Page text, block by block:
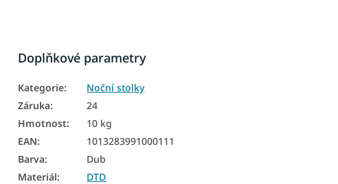
Doplňkové parametry
Kategorie:
Noční stolky
Záruka:
24
Hmotnost:
10 kg
EAN:
1013283991000111
Barva:
Dub
Materiál:
DTD